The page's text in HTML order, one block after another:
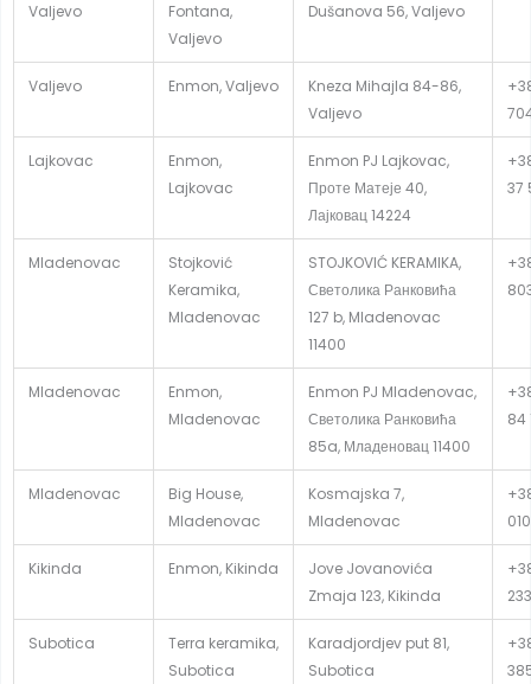
Valjevo
Fontana,
Valjevo
Dušanova 56, Valjevo
Valjevo Enmon, Valjevo
Kneza Mihajla 84-86,
Valjevo
Lajkovac
Enmon,
Lajkovac
Enmon PJ Lajkovac,
Проте Матеје 40,
Лајковац 14224
37
Mladenovac
Stojković
Keramika,
Mladenovac
STOJKOVIĆ KERAMIKA,
Светолика Ранковића
127 b, Mladenovac
11400
Mladenovac
Enmon,
Mladenovac
Enmon PJ Mladenovac,
Светолика Ранковића
85a, Младеновац 11400
84
Mladenovac
Big House,
Mladenovac
Kosmajska 7,
Mladenovac
010
Kikinda Enmon, Kikinda
Jove Jovanovića
Zmaja 123, Kikinda
233
Subotica
Terra keramika,
Subotica
Karadjordjev put 81,
Subotica